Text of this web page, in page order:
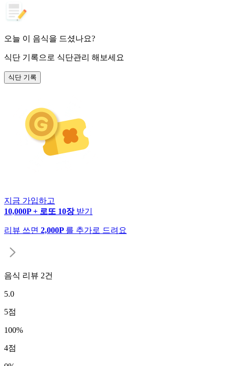
오늘 이 음식을 드셨나요?
식단 기록으로 식단관리 해보세요
식단 기록
지금 가입하고
10,000P + 로또 10장 받기
리뷰 쓰면 2,000P 를 추가로 드려요
음식 리뷰 2건
5.0
5점
100%
4점